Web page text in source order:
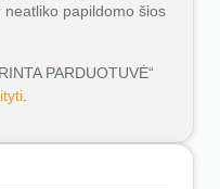
papildomo šios
PARDUOTUVĖ“